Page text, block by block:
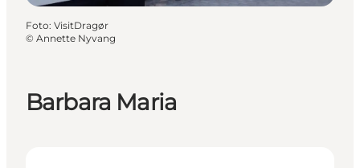
Barbara Maria
Foto: VisitDragør
© Annette Nyvang